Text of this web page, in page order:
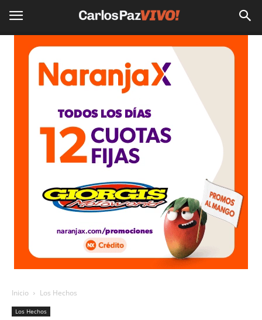
Inicio Los Hechos
Los Hechos